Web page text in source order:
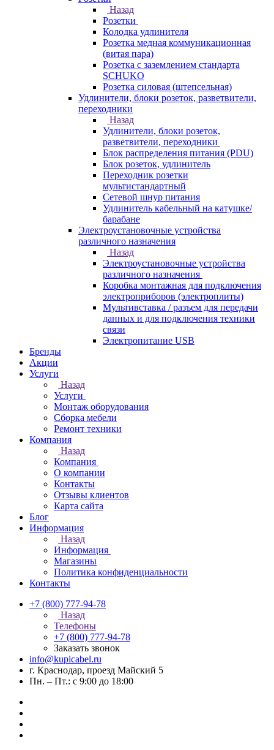
Назад
Розетки
Колодка удлинителя
Розетка медная коммуникационная
(витая пара)
Розетка с заземлением стандарта
SCHUKO
Розетка силовая (штепсельная)
Удлинители, блоки розеток, разветвители,
переходники
Назад
Удлинители, блоки розеток,
разветвители, переходники
Блок распределения питания (PDU)
Блок розеток, удлинитель
Переходник розетки
мультистандартный
Сетевой шнур питания
Удлинитель кабельный на катушке/
барабане
Электроустановочные устройства
различного назначения
Назад
Электроустановочные устройства
различного назначения
Коробка монтажная для подключения
электроприборов (электроплиты)
Мультивставка / разъем для передачи
данных и для подключения техники
связи
Электропитание USB
Бренды
Акции
Услуги
Назад
Услуги
Монтаж оборудования
Сборка мебели
Ремонт техники
Компания
Назад
Компания
О компании
Контакты
Отзывы клиентов
Карта сайта
Блог
Информация
Назад
Информация
Магазины
Политика конфиденциальности
Контакты
+7 (800) 777-94-78
Назад
Телефоны
+7 (800) 777-94-78
Заказать звонок
info@kupicabel.ru
г. Краснодар, проезд Майский 5
Пн. – Пт.: с 9:00 до 18:00